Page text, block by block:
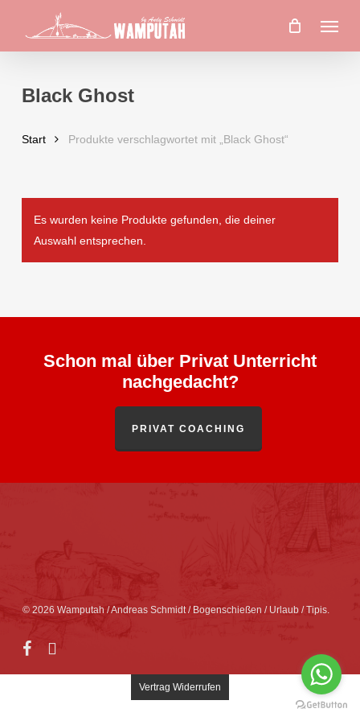
main
Menu
Black Ghost
Start Produkte verschlagwortet mit „Black Ghost“
Es wurden keine Produkte gefunden, die deiner
Auswahl entsprechen.
Schon mal über Privat Unterricht
nachgedacht?
PRIVAT COACHING
© 2026 Wamputah / Andreas Schmidt / Bogenschießen / Urlaub / Tipis.
facebookinstagram
Vertrag Widerrufen